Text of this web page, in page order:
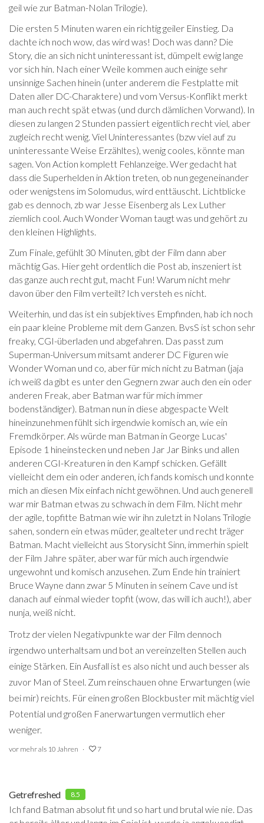
geil wie zur Batman-Nolan Trilogie).
Die ersten 5 Minuten waren ein richtig geiler Einstieg. Da
dachte ich noch wow, das wird was! Doch was dann? Die
Story, die an sich nicht uninteressant ist, dümpelt ewig lange
vor sich hin. Nach einer Weile kommen auch einige sehr
unsinnige Sachen hinein (unter anderem die Festplatte mit
Daten aller DC-Charaktere) und vom Versus-Konflikt merkt
man auch recht spät etwas (und durch dämlichen Vorwand). In
diesen zu langen 2 Stunden passiert eigentlich recht viel, aber
zugleich recht wenig. Viel Uninteressantes (bzw viel auf zu
uninteressante Weise Erzähltes), wenig cooles, könnte man
sagen. Von Action komplett Fehlanzeige. Wer gedacht hat
dass die Superhelden in Aktion treten, ob nun gegeneinander
oder wenigstens im Solomudus, wird enttäuscht. Lichtblicke
gab es dennoch, zb war Jesse Eisenberg als Lex Luther
ziemlich cool. Auch Wonder Woman taugt was und gehört zu
den kleinen Highlights.
Zum Finale, gefühlt 30 Minuten, gibt der Film dann aber
mächtig Gas. Hier geht ordentlich die Post ab, inszeniert ist
das ganze auch recht gut, macht Fun! Warum nicht mehr
davon über den Film verteilt? Ich versteh es nicht.
Weiterhin, und das ist ein subjektives Empfinden, hab ich noch
ein paar kleine Probleme mit dem Ganzen. BvsS ist schon sehr
freaky, CGI-überladen und abgefahren. Das passt zum
Superman-Universum mitsamt anderer DC Figuren wie
Wonder Woman und co, aber für mich nicht zu Batman (jaja
ich weiß da gibt es unter den Gegnern zwar auch den ein oder
anderen Freak, aber Batman war für mich immer
bodenständiger). Batman nun in diese abgespacte Welt
hineinzunehmen fühlt sich irgendwie komisch an, wie ein
Fremdkörper. Als würde man Batman in George Lucas'
Episode 1 hineinstecken und neben Jar Jar Binks und allen
anderen CGI-Kreaturen in den Kampf schicken. Gefällt
vielleicht dem ein oder anderen, ich fands komisch und konnte
mich an diesen Mix einfach nicht gewöhnen. Und auch generell
war mir Batman etwas zu schwach in dem Film. Nicht mehr
der agile, topfitte Batman wie wir ihn zuletzt in Nolans Trilogie
sahen, sondern ein etwas müder, gealteter und recht träger
Batman. Macht vielleicht aus Storysicht Sinn, immerhin spielt
der Film Jahre später, aber war für mich auch irgendwie
ungewohnt und komisch anzusehen. Zum Ende hin trainiert
Bruce Wayne dann zwar 5 Minuten in seinem Cave und ist
danach auf einmal wieder topfit (wow, das will ich auch!), aber
nunja, weiß nicht.
Trotz der vielen Negativpunkte war der Film dennoch
irgendwo unterhaltsam und bot an vereinzelten Stellen auch
einige Stärken. Ein Ausfall ist es also nicht und auch besser als
zuvor Man of Steel. Zum reinschauen ohne Erwartungen (wie
bei mir) reichts. Für einen großen Blockbuster mit mächtig viel
Potential und großen Fanerwartungen vermutlich eher
weniger.
vor mehr als 10 Jahren 7
Getrefreshed 8.5
Ich fand Batman absolut fit und so hart und brutal wie nie. Das